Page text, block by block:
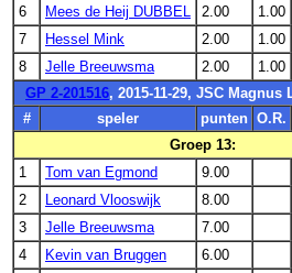
6
Mees de Heij DUBBEL 2.00 1.00
7
Hessel Mink 2.00 1.00
8
Jelle Breeuwsma 2.00 1.00
GP 2-201516, 2015-11-29, JSC Magnus
#
speler punten O.R.
Groep 13:
1
Tom van Egmond 9.00
2
Leonard Vlooswijk 8.00
3
Jelle Breeuwsma 7.00
4
Kevin van Bruggen 6.00